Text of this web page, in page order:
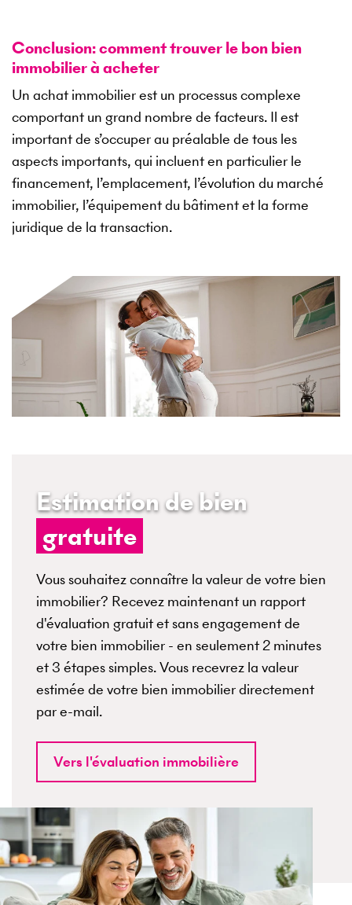
Conclusion: comment trouver le bon bien
immobilier à acheter
Un achat immobilier est un processus complexe
comportant un grand nombre de facteurs. Il est
important de s’occuper au préalable de tous les
aspects importants, qui incluent en particulier le
financement, l’emplacement, l’évolution du marché
immobilier, l’équipement du bâtiment et la forme
juridique de la transaction.
Estimation de bien
gratuite
Vous souhaitez connaître la valeur de votre bien
immobilier? Recevez maintenant un rapport
d'évaluation gratuit et sans engagement de
votre bien immobilier - en seulement 2 minutes
et 3 étapes simples. Vous recevrez la valeur
estimée de votre bien immobilier directement
par e-mail.
Vers l'évaluation immobilière